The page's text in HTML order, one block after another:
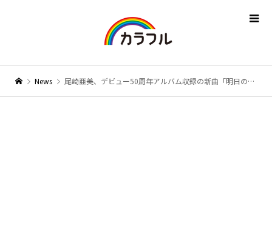
News 尾崎亜美、デビュー50周年アルバム収録の新曲「明日の声」MV公開！ 秋には東京国際フォーラムで記念コンサート開催も